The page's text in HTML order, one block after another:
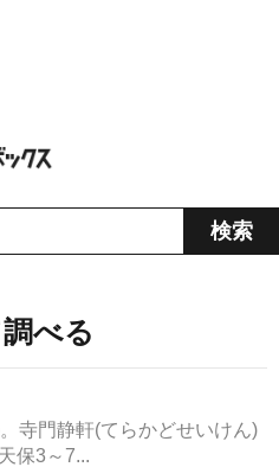
べる
寺門静軒(てらかどせいけん)
保3～7...